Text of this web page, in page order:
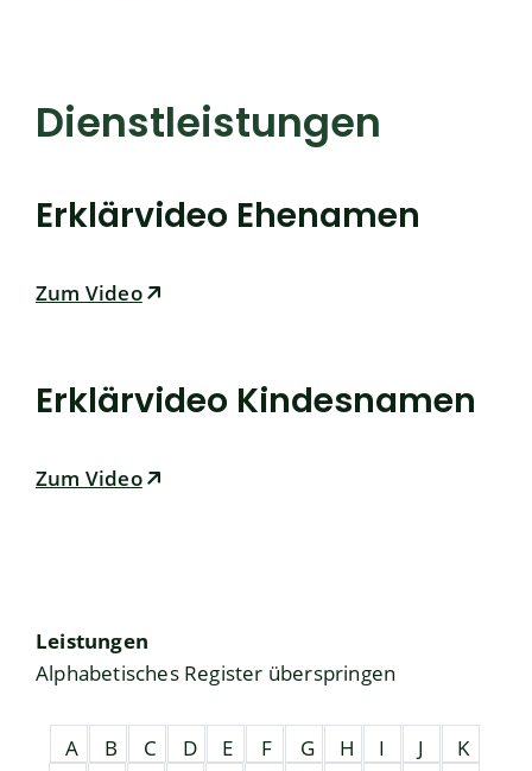
Dienstleistungen
Erklärvideo Ehenamen
Zum Video
Erklärvideo Kindesnamen
Zum Video
Leistungen
Alphabetisches Register überspringen
A B C D E F G H I J
K